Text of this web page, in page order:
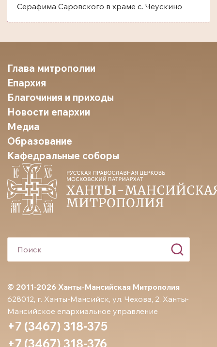
Серафима Саровского в храме с. Чеускино
© 2011-2026 Ханты-Мансийская Митрополия
628012, г. Ханты-Мансийск, ул. Чехова, 2. Ханты-
Мансийское епархиальное управление
+7 (3467) 318-375
+7 (3467) 318-376
Глава митрополии
Епархия
Благочиния и приходы
Новости епархии
Медиа
Образование
Кафедральные соборы